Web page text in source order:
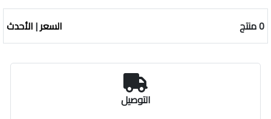
0 منتج السعر|الأحدث
التوصيل